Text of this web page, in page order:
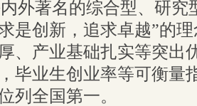
外著名的综合型、研究
是创新，追求卓越”的
、产业基础扎实等突出
毕业生创业率等可衡量
列全国第一。